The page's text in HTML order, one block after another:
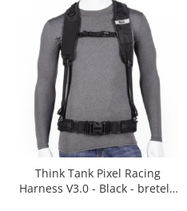
Think Tank Pixel Racing
Harness V3.0 - Black - bretele